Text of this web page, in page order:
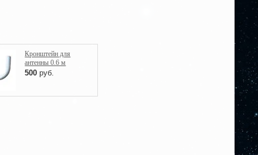
Кронштейн для
антенны 0.6 м
500 руб.